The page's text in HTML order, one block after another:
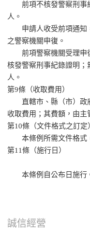
誠信經營
前項不核發警察刑事
人。
申請人收受前項通知
之警察機關申復。
前項警察機關受理申
核發警察刑事紀錄證明
人。
第9條（收取費用）
直轄市、縣（市）政
收取費用；其費額，由主
第10條（文件格式之訂定
本條例所需文件格式
第11條（施行日）
本條例自公布日施行